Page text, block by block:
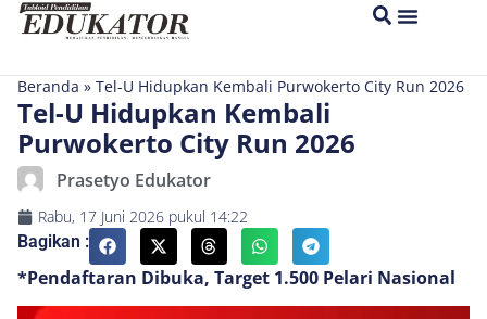
Beranda » Tel-U Hidupkan Kembali Purwokerto City Run 2026
Tel-U Hidupkan Kembali
Purwokerto City Run 2026
Prasetyo Edukator
Rabu, 17 Juni 2026 pukul 14:22
Bagikan :
*Pendaftaran Dibuka, Target 1.500 Pelari Nasional